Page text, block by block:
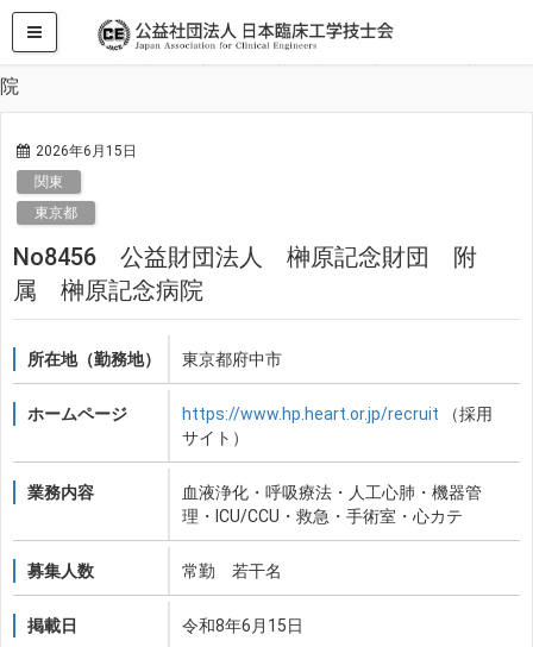
HOME 求人・求職情報
関東
No8456 公益財団法人 榊原記念財団 附属 榊原記念病
院
2026年6月15日
関東
東京都
No8456 公益財団法人 榊原記念財団 附
属 榊原記念病院
所在地（勤務地） 東京都府中市
ホームページ https://www.hp.heart.or.jp/recruit （採用
サイト）
業務内容
血液浄化・呼吸療法・人工心肺・機器管
理・ICU/CCU・救急・手術室・心カテ
募集人数 常勤 若干名
掲載日 令和8年6月15日